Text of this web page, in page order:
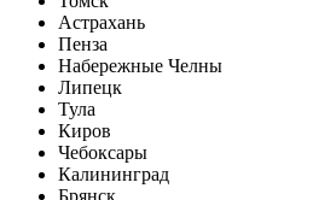
Астрахань
Пенза
Набережные Челны
Липецк
Тула
Киров
Чебоксары
Калининград